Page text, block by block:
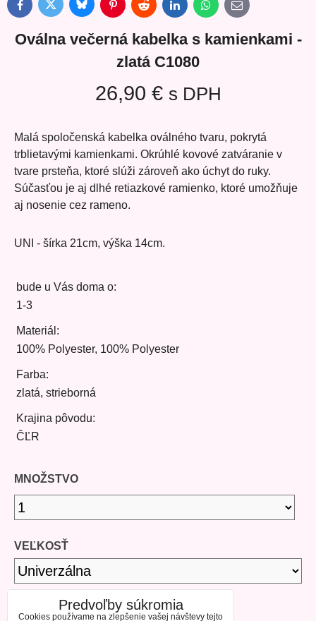
FacebookTwitter BlueskyPinterestReddit LinkedInWhatsApp
E-
mail
Oválna večerná kabelka s kamienkami -
zlatá C1080
26,90 € s DPH
Malá spoločenská kabelka oválného tvaru, pokrytá
trblietavými kamienkami. Okrúhlé kovové zatváranie v
tvare prsteňa, ktoré slúži zároveň ako úchyt do ruky.
Súčasťou je aj dlhé retiazkové ramienko, ktoré umožňuje
aj nosenie cez rameno.
UNI - šírka 21cm, výška 14cm.
bude u Vás doma o:
1-3
Materiál:
100% Polyester, 100% Polyester
Farba:
zlatá, strieborná
Krajina pôvodu:
ČĽR
MNOŽSTVO
VEĽKOSŤ
DOSTUPNOSŤPredvoľby súkromia
Cookies používame na zlepšenie vašej návštevy tejto